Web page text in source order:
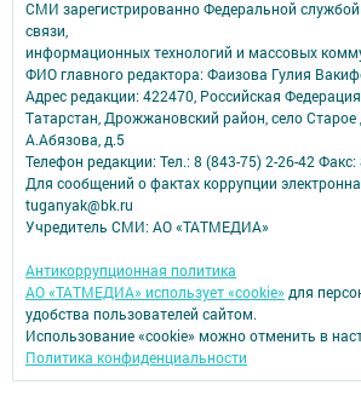
СМИ зарегистрированно Федеральной
связи,
информационных технологий и массовых
ФИО главного редактора: Фаизова Гулия
Адрес редакции: 422470, Российская
Татарстан, Дрожжановский район, село
А.Абязова, д.5
Телефон редакции: Тел.: 8 (843-75) 2-26-42 Факс:
Для сообщений о фактах коррупции
tuganyak@bk.ru
Учредитель СМИ: АО «ТАТМЕДИА»
Антикоррупционная политика
АО «ТАТМЕДИА» использует «cookie» для
удобства пользователей сайтом.
Использование «cookie» можно отменить в
Политика конфиденциальности